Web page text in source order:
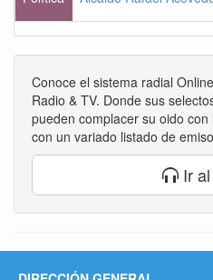
Conoce el sistema radial
Radio & TV. Donde sus
pueden complacer su oido
con un variado listado de
Ir